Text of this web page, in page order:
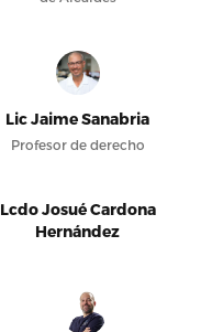
Lic Jaime Sanabria
Profesor de derecho
Lcdo Josué Cardona
Hernández